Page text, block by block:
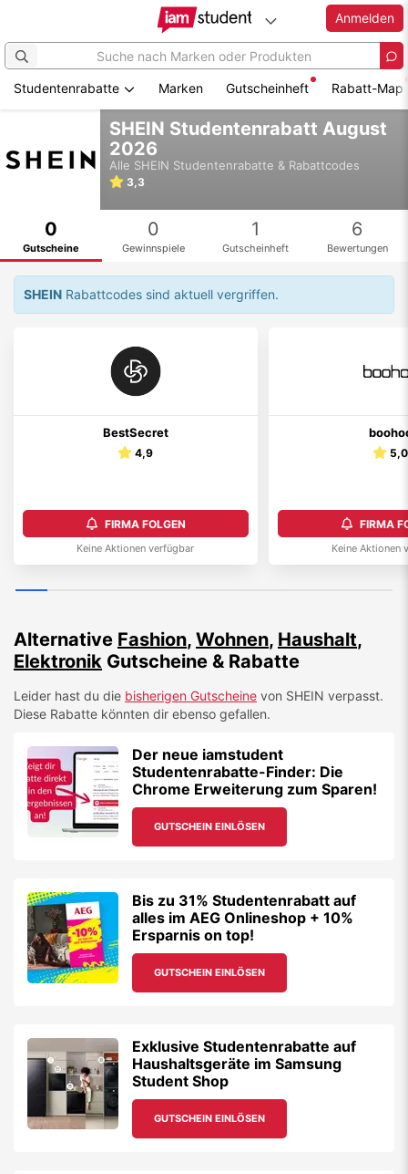
springen
Anmelden
Studentenrabatte Marken Gutscheinheft Rabatt-Map
SHEIN Studentenrabatt August
2026
Alle SHEIN Studentenrabatte & Rabattcodes
3,3
0
Gutscheine
0
Gewinnspiele
1
Gutscheinheft
6
Bewertungen
SHEIN Rabattcodes sind aktuell vergriffen.
BestSecret
4,9
FIRMA FOLGEN
Keine Aktionen verfügbar
5,0
FIRMA
Keine Aktionen
Alternative Fashion, Wohnen, Haushalt,
Elektronik Gutscheine & Rabatte
Leider hast du die bisherigen Gutscheine von SHEIN verpasst.
Diese Rabatte könnten dir ebenso gefallen.
Der neue iamstudent
Studentenrabatte-Finder: Die
Chrome Erweiterung zum Sparen!
GUTSCHEIN EINLÖSEN
Bis zu 31% Studentenrabatt auf
alles im AEG Onlineshop + 10%
Ersparnis on top!
GUTSCHEIN EINLÖSEN
Exklusive Studentenrabatte auf
Haushaltsgeräte im Samsung
Student Shop
GUTSCHEIN EINLÖSEN